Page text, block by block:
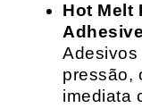
Hot Melt
Adesivos
pressão,
imediata